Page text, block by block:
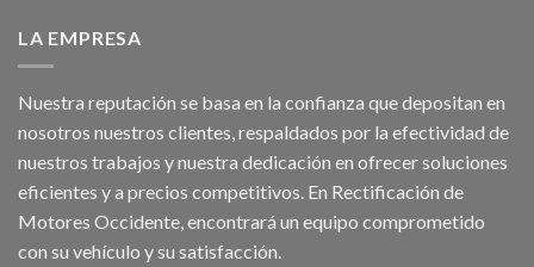
LA EMPRESA
Nuestra reputación se basa en la confianza que depositan en
nosotros nuestros clientes, respaldados por la efectividad de
nuestros trabajos y nuestra dedicación en ofrecer soluciones
eficientes y a precios competitivos. En Rectificación de
Motores Occidente, encontrará un equipo comprometido
con su vehículo y su satisfacción.